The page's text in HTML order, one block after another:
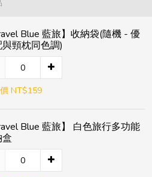
Blue 藍旅】收納袋(隨機 - 優
頸枕同色調)
NT$159
Blue 藍旅】 白色旅行多功能